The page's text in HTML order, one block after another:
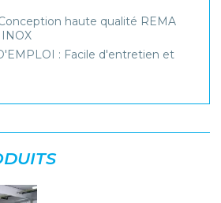
Conception haute qualité REMA
: Facile d'entretien et